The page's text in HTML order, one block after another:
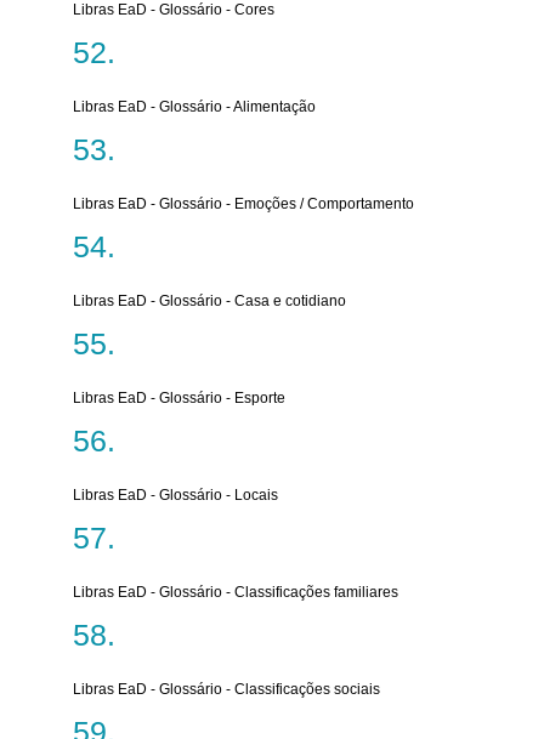
Libras EaD - Glossário - Cores
Libras EaD - Glossário - Alimentação
Libras EaD - Glossário - Emoções / Comportamento
Libras EaD - Glossário - Casa e cotidiano
Libras EaD - Glossário - Esporte
Libras EaD - Glossário - Locais
Libras EaD - Glossário - Classificações familiares
Libras EaD - Glossário - Classificações sociais